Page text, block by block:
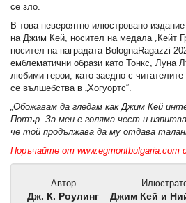
се зло.
В това невероятно илюстровано
на Джим Кей, носител на медала „Кейт
носител на наградата BolognaRagazzi
емблематични образи като Тонкс, Луна
любими герои, като заедно с
се вълшебства в „Хогуортс“.
„Обожавам да гледам как Джим Кей
Потър. За мен е голяма чест и
че той продължава да му отдава
Поръчайте от www.egmontbulgaria.com
Автор
Дж. К. Роулинг
Джим Кей и